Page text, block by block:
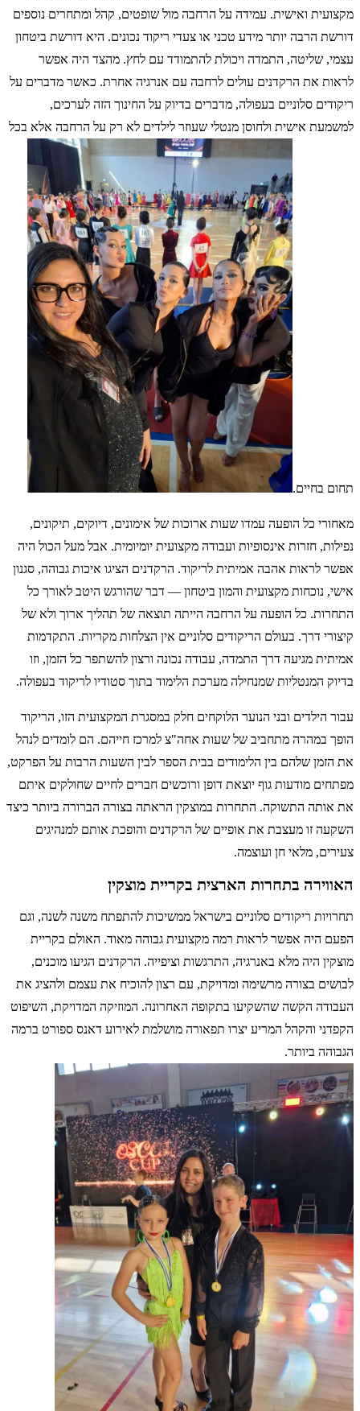
מקצועית ואישית. עמידה על הרחבה מול שופטים, קהל ומתחרים נוספים
דורשת הרבה יותר מידע טכני או צעדי ריקוד נכונים. היא דורשת ביטחון
עצמי, שליטה, התמדה ויכולת להתמודד עם לחץ. מהצד היה אפשר
לראות את הרקדנים עולים לרחבה עם אנרגיה אחרת. כאשר מדברים על
ריקודים סלוניים בעפולה, מדברים בדיוק על החינוך הזה לערכים,
למשמעת אישית ולחוסן מנטלי שעוזר לילדים לא רק על הרחבה אלא בכל
תחום בחיים.
מאחורי כל הופעה עמדו שעות ארוכות של אימונים, דיוקים, תיקונים,
נפילות, חזרות אינסופיות ועבודה מקצועית יומיומית. אבל מעל הכול היה
אפשר לראות אהבה אמיתית לריקוד. הרקדנים הציגו איכות גבוהה, סגנון
אישי, נוכחות מקצועית והמון ביטחון — דבר שהורגש היטב לאורך כל
התחרות. כל הופעה על הרחבה הייתה תוצאה של תהליך ארוך ולא של
קיצורי דרך. בעולם הריקודים סלוניים אין הצלחות מקריות. התקדמות
אמיתית מגיעה דרך התמדה, עבודה נכונה ורצון להשתפר כל הזמן, וזו
בדיוק המנטליות שמנחילה מערכת הלימוד בתוך סטודיו לריקוד בעפולה.
עבור הילדים ובני הנוער הלוקחים חלק במסגרת המקצועית הזו, הריקוד
הופך במהרה מתחביב של שעות אחה"צ למרכז חייהם. הם לומדים לנהל
את הזמן שלהם בין הלימודים בבית הספר לבין השעות הרבות על הפרקט,
מפתחים מודעות גוף יוצאת דופן ורוכשים חברים לחיים שחולקים איתם
את אותה התשוקה. התחרות במוצקין הראתה בצורה הברורה ביותר כיצד
השקעה זו מעצבת את אופיים של הרקדנים והופכת אותם למנהיגים
צעירים, מלאי חן ועוצמה.
האווירה בתחרות הארצית בקריית מוצקין
תחרויות ריקודים סלוניים בישראל ממשיכות להתפתח משנה לשנה, וגם
הפעם היה אפשר לראות רמה מקצועית גבוהה מאוד. האולם בקריית
מוצקין היה מלא באנרגיה, התרגשות וציפייה. הרקדנים הגיעו מוכנים,
לבושים בצורה מרשימה ומדויקת, עם רצון להוכיח את עצמם ולהציג את
העבודה הקשה שהשקיעו בתקופה האחרונה. המוזיקה המדויקת, השיפוט
הקפדני והקהל המריע יצרו תפאורה מושלמת לאירוע דאנס ספורט ברמה
הגבוהה ביותר.